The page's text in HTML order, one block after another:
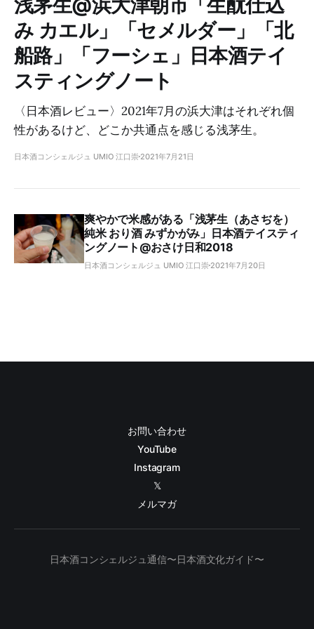
み カエル」「セメルダー」「北
船路」「フーシェ」日本酒テイ
スティングノート
〈日本酒レビュー〉2021年7月の浜大津はそれぞれ個
性があるけど、どこか共通点を感じる浅茅生。
日本酒コンシェルジュ UMIO 江口崇 2021年7月21日
爽やかで米感がある「浅茅生（あさぢを）
純米 おり酒 みずかがみ」日本酒テイスティ
ングノート@おさけ日和2018
日本酒コンシェルジュ UMIO 江口崇 2021年7月20日
お問い合わせ
YouTube
Instagram
𝕏
メルマガ
日本酒コンシェルジュ通信〜日本酒文化ガイド〜